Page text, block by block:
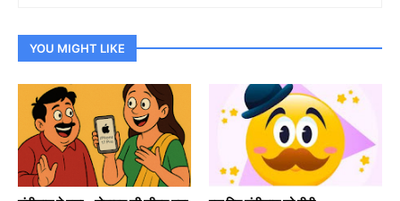
YOU MIGHT LIKE